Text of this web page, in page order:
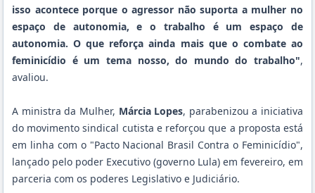
isso acontece porque o agressor não suporta a mulher no
espaço de autonomia, e o trabalho é um espaço de
autonomia. O que reforça ainda mais que o combate ao
feminicídio é um tema nosso, do mundo do trabalho",
avaliou.
A ministra da Mulher, Márcia Lopes, parabenizou a iniciativa
do movimento sindical cutista e reforçou que a proposta está
em linha com o "Pacto Nacional Brasil Contra o Feminicídio",
lançado pelo poder Executivo (governo Lula) em fevereiro, em
parceria com os poderes Legislativo e Judiciário.